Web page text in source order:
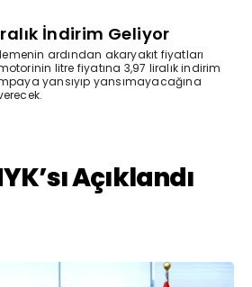
İndirim Geliyor
ardından akaryakıt fiyatları
litre fiyatına 3,97 liralık indirim
yansıyıp yansımayacağına